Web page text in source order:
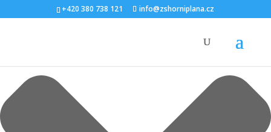
Spravovat Souhlas s cookies
+420 380 738 121 info@zshorniplana.cz